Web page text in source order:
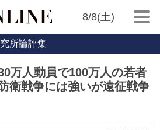
8/8(土)
所論評集
万人動員で100万人の若者
衛戦争には強いが遠征戦争